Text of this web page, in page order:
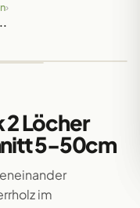
›
Löcher
5-50cm
im